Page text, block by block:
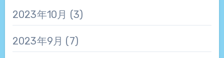
2023年10月 (3)
2023年9月 (7)